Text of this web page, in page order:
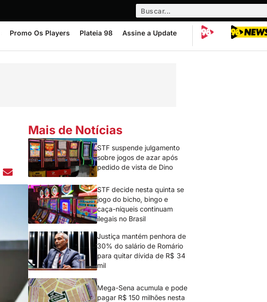
Promo Os Players Plateia 98 Assine a Update
Mais de Notícias
STF suspende julgamento
sobre jogos de azar após
pedido de vista de Dino
STF decide nesta quinta se
jogo do bicho, bingo e
caça-níqueis continuam
ilegais no Brasil
Justiça mantém penhora de
30% do salário de Romário
para quitar dívida de R$ 34
mil
Mega-Sena acumula e pode
pagar R$ 150 milhões nesta